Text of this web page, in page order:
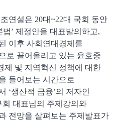
연설은 20대~22대 국회 동안
’ 제정안을 대표발의하고,
이후 사회연대경제를
로 끌어올리고 있는 윤호중
제 및 지역혁신 정책에 대한
들어보는 시간으로
‘생산적 금융’의 저자인
대표님의 주제강의와
전망을 살펴보는 주제발표가